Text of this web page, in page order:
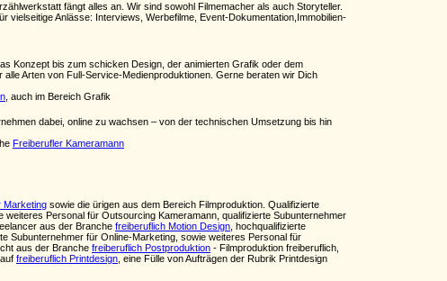
fängt alles an. Wir sind sowohl Filmemacher als auch Storyteller.
Anlässe: Interviews, Werbefilme, Event-Dokumentation,Immobilien-
Konzept bis zum schicken Design, der animierten Grafik oder dem
Arten von Full-Service-Medienproduktionen. Gerne beraten wir Dich
, auch im Bereich Grafik
dabei, online zu wachsen – von der technischen Umsetzung bis hin
Freiberufler Kameramann
Marketing sowie die ürigen aus dem Bereich Filmproduktion. Qualifizierte
weiteres Personal für Outsourcing Kameramann, qualifizierte Subunternehmer
aus der Branche freiberuflich Motion Design , hochqualifizierte
Subunternehmer für Online-Marketing, sowie weiteres Personal für
aus der Branche freiberuflich Postproduktion - Filmproduktion freiberuflich,
freiberuflich Printdesign , eine Fülle von Aufträgen der Rubrik Printdesign